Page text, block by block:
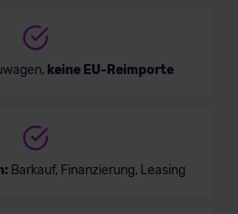
keine EU-Reimporte
Barkauf, Finanzierung, Leasing